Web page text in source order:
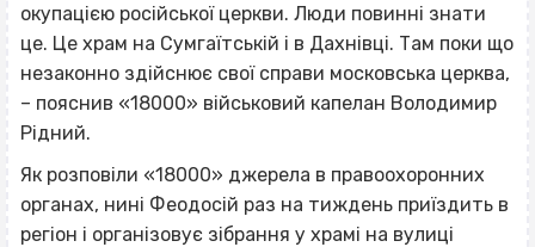
окупацією російської церкви. Люди повинні знати
це. Це храм на Сумгаїтській і в Дахнівці. Там поки що
незаконно здійснює свої справи московська церква,
– пояснив «18000» військовий капелан Володимир
Рідний.
Як розповіли «18000» джерела в правоохоронних
органах, нині Феодосій раз на тиждень приїздить в
регіон і організовує зібрання у храмі на вулиці